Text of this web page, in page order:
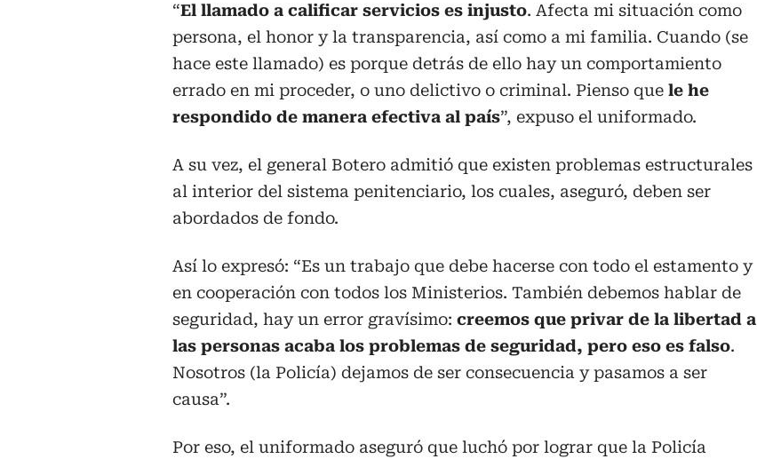
“El llamado a calificar servicios es injusto. Afecta mi situación como
persona, el honor y la transparencia, así como a mi familia. Cuando (se
hace este llamado) es porque detrás de ello hay un comportamiento
errado en mi proceder, o uno delictivo o criminal. Pienso que le he
respondido de manera efectiva al país”, expuso el uniformado.
A su vez, el general Botero admitió que existen problemas estructurales
al interior del sistema penitenciario, los cuales, aseguró, deben ser
abordados de fondo.
Así lo expresó: “Es un trabajo que debe hacerse con todo el estamento y
en cooperación con todos los Ministerios. También debemos hablar de
seguridad, hay un error gravísimo: creemos que privar de la libertad a
las personas acaba los problemas de seguridad, pero eso es falso.
Nosotros (la Policía) dejamos de ser consecuencia y pasamos a ser
causa”.
Por eso, el uniformado aseguró que luchó por lograr que la Policía